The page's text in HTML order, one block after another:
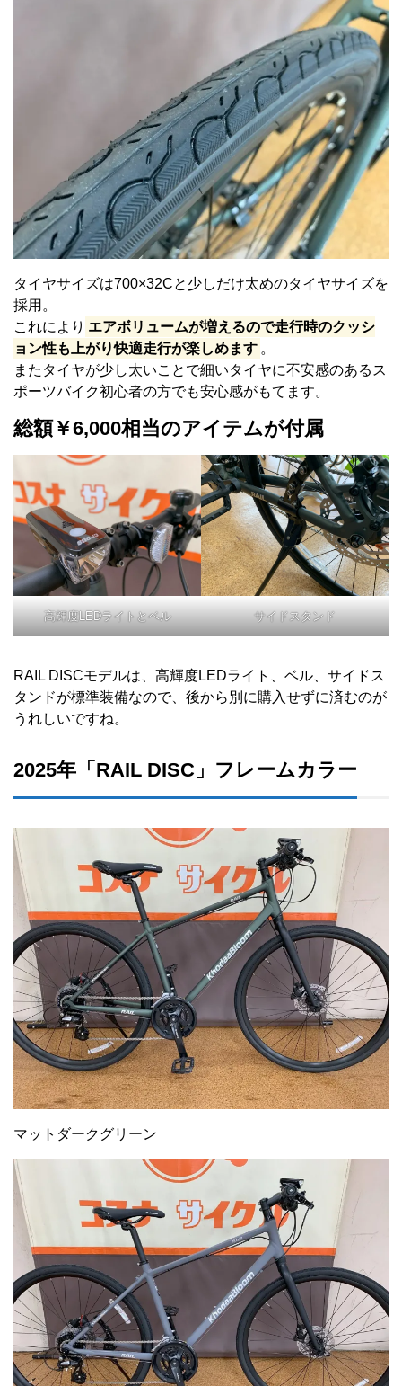
タイヤサイズは700×32Cと少しだけ太めのタイヤサイズを
採用。
これにより エアボリュームが増えるので走行時のクッシ
ョン性も上がり快適走行が楽しめます 。
またタイヤが少し太いことで細いタイヤに不安感のあるス
ポーツバイク初心者の方でも安心感がもてます。
総額￥6,000相当のアイテムが付属
高輝度LEDライトとベル サイドスタンド
RAIL DISCモデルは、高輝度LEDライト、ベル、サイドス
タンドが標準装備なので、後から別に購入せずに済むのが
うれしいですね。
2025年「RAIL DISC」フレームカラー
マットダークグリーン